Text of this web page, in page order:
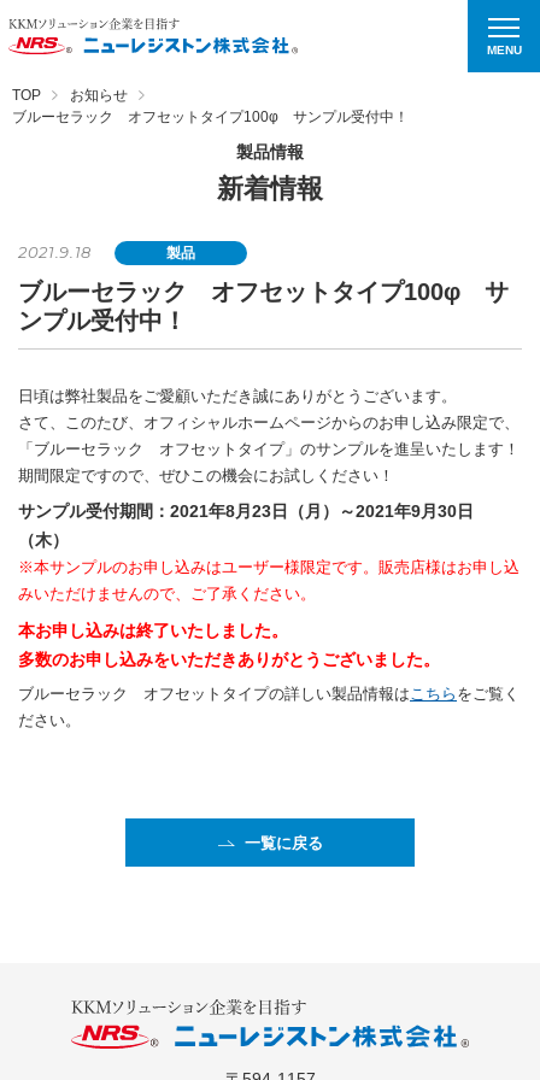
MENU
TOP
お知らせ
ブルーセラック オフセットタイプ100φ サンプル受付中！
製品情報
新着情報
2021.9.18 製品
ブルーセラック オフセットタイプ100φ サ
ンプル受付中！
日頃は弊社製品をご愛顧いただき誠にありがとうございます。
さて、このたび、オフィシャルホームページからのお申し込み限定で、
「ブルーセラック オフセットタイプ」のサンプルを進呈いたします！
期間限定ですので、ぜひこの機会にお試しください！
サンプル受付期間：2021年8月23日（月）～2021年9月30日
（木）
※本サンプルのお申し込みはユーザー様限定です。販売店様はお申し込
みいただけませんので、ご了承ください。
本お申し込みは終了いたしました。
多数のお申し込みをいただきありがとうございました。
ブルーセラック オフセットタイプの詳しい製品情報はこちら をご覧く
ださい。
一覧に戻る